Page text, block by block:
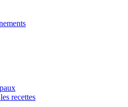
recettes